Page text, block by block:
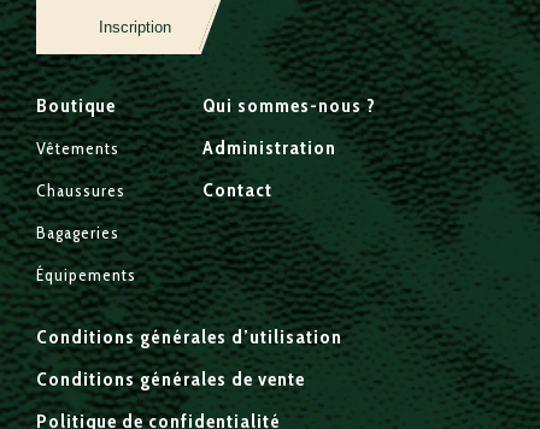
Inscription
Boutique
Vêtements
Chaussures
Bagageries
Équipements
Qui sommes-nous ?
Administration
Contact
Conditions générales d’utilisation
Conditions générales de vente
Politique de confidentialité